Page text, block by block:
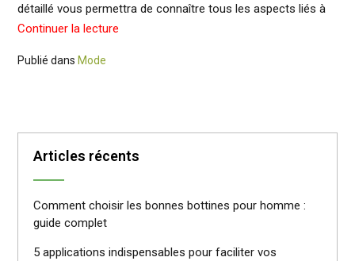
détaillé vous permettra de connaître tous les aspects liés à
Continuer la lecture
Publié dans Mode
Articles récents
Comment choisir les bonnes bottines pour homme :
guide complet
5 applications indispensables pour faciliter vos